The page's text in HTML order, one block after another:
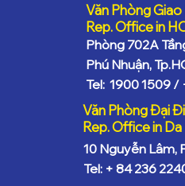
Văn Phòng
Rep. Office in
Phòng 702A
Phú Nhuận,
Tel: 1900 1509
Văn Phòng Đại
Rep. Office in
10 Nguyễn Lâm,
Tel: + 84 236